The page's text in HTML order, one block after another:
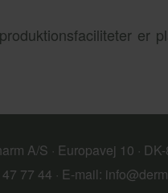
er
A/S · Europavej 10 ·
77 44 · E-mail: